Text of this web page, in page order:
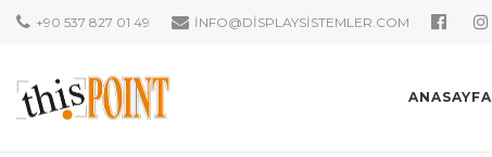
+90 537 827 01 49 INFO@DISPLAYSISTEMLER.COM
ANASAYFA